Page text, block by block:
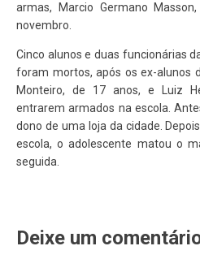
armas, Marcio Germano
novembro.
Cinco alunos e duas funcionárias
foram mortos, após os ex-alunos
Monteiro, de 17 anos, e Luiz
entrarem armados na escola.
dono de uma loja da cidade.
escola, o adolescente matou o
seguida.
Deixe um